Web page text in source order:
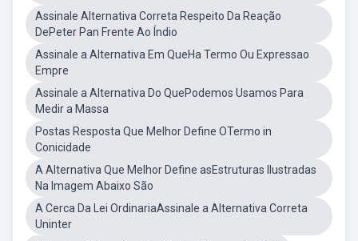
Assinale Alternativa Correta Respeito Da Reação
DePeter Pan Frente Ao Índio
Assinale a Alternativa Em QueHa Termo Ou Expressao
Empre
Assinale a Alternativa Do QuePodemos Usamos Para
Medir a Massa
Postas Resposta Que Melhor Define OTermo in
Conicidade
A Alternativa Que Melhor Define asEstruturas Ilustradas
Na Imagem Abaixo São
A Cerca Da Lei OrdinariaAssinale a Alternativa Correta
Uninter